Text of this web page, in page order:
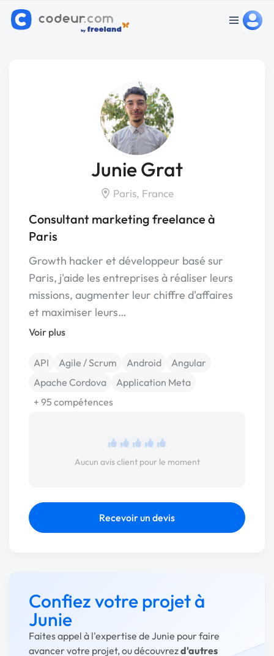
Junie Grat
Paris, France
Consultant marketing freelance à
Paris
Growth hacker et développeur basé sur
Paris, j'aide les entreprises à réaliser leurs
missions, augmenter leur chiffre d'affaires
et maximiser leurs…
Voir plus
API Agile / Scrum Android
Angular
Apache Cordova
Application Meta
+ 95 compétences
Aucun avis client pour le moment
Recevoir un devis
Confiez votre projet à
Junie
Faites appel à l'expertise de Junie pour faire
avancer votre projet, ou découvrezd'autres